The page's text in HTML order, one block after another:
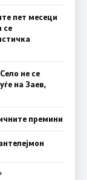
пет месеци
се
не се
на Заев,
премини